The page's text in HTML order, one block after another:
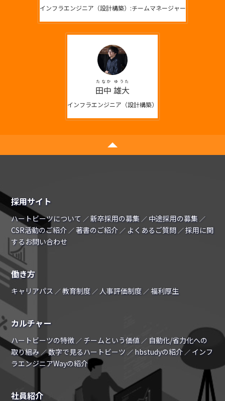
インフラエンジニア（設計構築）:チームマネージャー
田中 雄大
たなか ゆうた
インフラエンジニア（設計構築）
採用サイト
ハートビーツについて ／新卒採用の募集 ／ 中途採用の募集 ／
CSR活動のご紹介 ／著書のご紹介 ／ よくあるご質問 ／採用に関
するお問い合わせ
働き方
キャリアパス ／教育制度 ／ 人事評価制度 ／福利厚生
カルチャー
ハートビーツの特徴 ／ チームという価値 ／ 自動化/省力化への
取り組み ／数字で見るハートビーツ ／ hbstudyの紹介 ／ インフ
ラエンジニアWayの紹介
社員紹介